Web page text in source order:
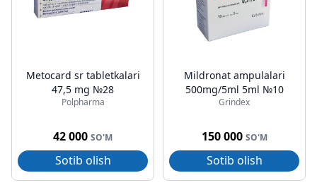
Metocard sr tabletkalari
47,5 mg №28
Polpharma
42 000 SO'M
Sotib olish
Mildronat ampulalari
500mg/5ml 5ml №10
Grindex
150 000 SO'M
Sotib olish